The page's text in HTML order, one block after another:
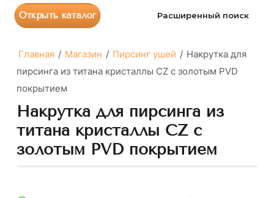
Открыть каталог Расширенный поиск
Главная / Магазин / Пирсинг ушей / Накрутка для
пирсинга из титана кристаллы CZ с золотым PVD
покрытием
Накрутка для пирсинга из
титана кристаллы CZ с
золотым PVD покрытием